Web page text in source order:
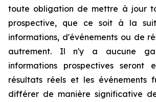
toute obligation de mettre à jour
prospective, que ce soit à la
informations, d'événements ou de
autrement. Il n'y a aucune
informations prospectives seront
résultats réels et les événements
différer de manière significative